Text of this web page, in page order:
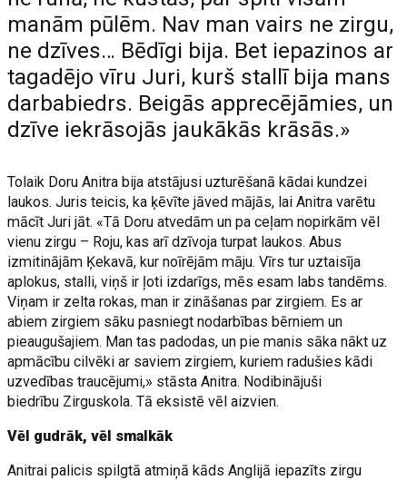
manām pūlēm. Nav man vairs ne zirgu,
ne dzīves… Bēdīgi bija. Bet iepazinos ar
tagadējo vīru Juri, kurš stallī bija mans
darbabiedrs. Beigās apprecējāmies, un
dzīve iekrāsojās jaukākās krāsās.»
Tolaik Doru Anitra bija atstājusi uzturēšanā kādai kundzei
laukos. Juris teicis, ka ķēvīte jāved mājās, lai Anitra varētu
mācīt Juri jāt. «Tā Doru atvedām un pa ceļam nopirkām vēl
vienu zirgu – Roju, kas arī dzīvoja turpat laukos. Abus
izmitinājām Ķekavā, kur noīrējām māju. Vīrs tur uztaisīja
aplokus, stalli, viņš ir ļoti izdarīgs, mēs esam labs tandēms.
Viņam ir zelta rokas, man ir zināšanas par zirgiem. Es ar
abiem zirgiem sāku pasniegt nodarbības bērniem un
pieaugušajiem. Man tas padodas, un pie manis sāka nākt uz
apmācību cilvēki ar saviem zirgiem, kuriem radušies kādi
uzvedības traucējumi,» stāsta Anitra. Nodibinājuši
biedrību Zirguskola. Tā eksistē vēl aizvien.
Vēl gudrāk, vēl smalkāk
Anitrai palicis spilgtā atmiņā kāds Anglijā iepazīts zirgu